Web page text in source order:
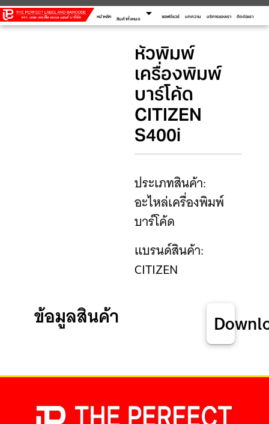
หน้าหลัก สินค้าทั้งหมด arrow_drop_down ซอฟต์แวร์ บทความ บริการของเรา ติดต่อเรา
หัวพิมพ์
เครื่องพิมพ์
บาร์โค้ด
CITIZEN
S400i
ประเภทสินค้า:
อะไหล่เครื่องพิมพ์
บาร์โค้ด
แบรนด์สินค้า:
CITIZEN
ข้อมูลสินค้า